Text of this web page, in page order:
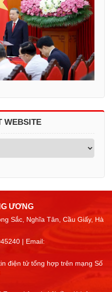
WEBSITE
ƯƠNG
Sắc, Nghĩa Tân, Cầu Giấy, Hà
| Email:
điện tử tổng hợp trên mạng Số